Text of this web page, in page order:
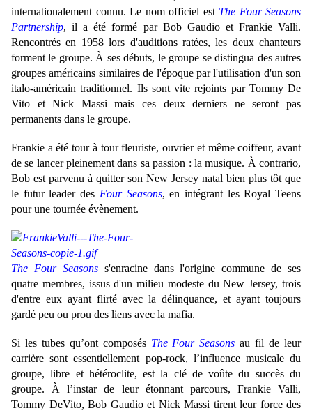
internationalement connu. Le nom officiel est The Four Seasons
Partnership, il a été formé par Bob Gaudio et Frankie Valli.
Rencontrés en 1958 lors d'auditions ratées, les deux chanteurs
forment le groupe. À ses débuts, le groupe se distingua des autres
groupes américains similaires de l'époque par l'utilisation d'un son
italo-américain traditionnel. Ils sont vite rejoints par Tommy De
Vito et Nick Massi mais ces deux derniers ne seront pas
permanents dans le groupe.
Frankie a été tour à tour fleuriste, ouvrier et même coiffeur, avant
de se lancer pleinement dans sa passion : la musique. À contrario,
Bob est parvenu à quitter son New Jersey natal bien plus tôt que
le futur leader des Four Seasons, en intégrant les Royal Teens
pour une tournée évènement.
The Four Seasonss'enracine dans l'origine commune de ses
quatre membres, issus d'un milieu modeste du New Jersey, trois
d'entre eux ayant flirté avec la délinquance, et ayant toujours
gardé peu ou prou des liens avec la mafia.
Si les tubes qu’ont composés The Four Seasons au fil de leur
carrière sont essentiellement pop-rock, l’influence musicale du
groupe, libre et hétéroclite, est la clé de voûte du succès du
groupe. À l’instar de leur étonnant parcours, Frankie Valli,
Tommy DeVito, Bob Gaudio et Nick Massi tirent leur force des